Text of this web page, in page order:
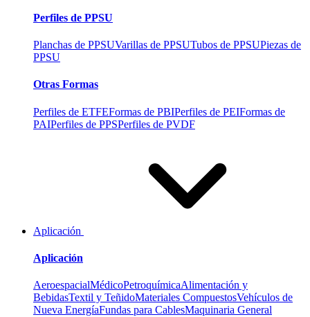
Perfiles de PPSU
Planchas de PPSUVarillas de PPSUTubos de PPSUPiezas de
PPSU
Otras Formas
Perfiles de ETFEFormas de PBIPerfiles de PEIFormas de
PAIPerfiles de PPSPerfiles de PVDF
Aplicación
Aplicación
AeroespacialMédicoPetroquímicaAlimentación y
BebidasTextil y TeñidoMateriales CompuestosVehículos de
Nueva EnergíaFundas para CablesMaquinaria General